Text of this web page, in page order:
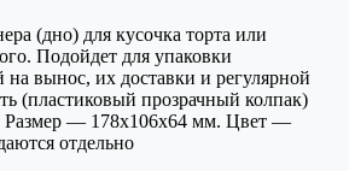
(дно) для кусочка торта или
Подойдет для упаковки
на вынос, их доставки и регулярной
(пластиковый прозрачный колпак)
Размер — 178х106х64 мм. Цвет —
отдельно